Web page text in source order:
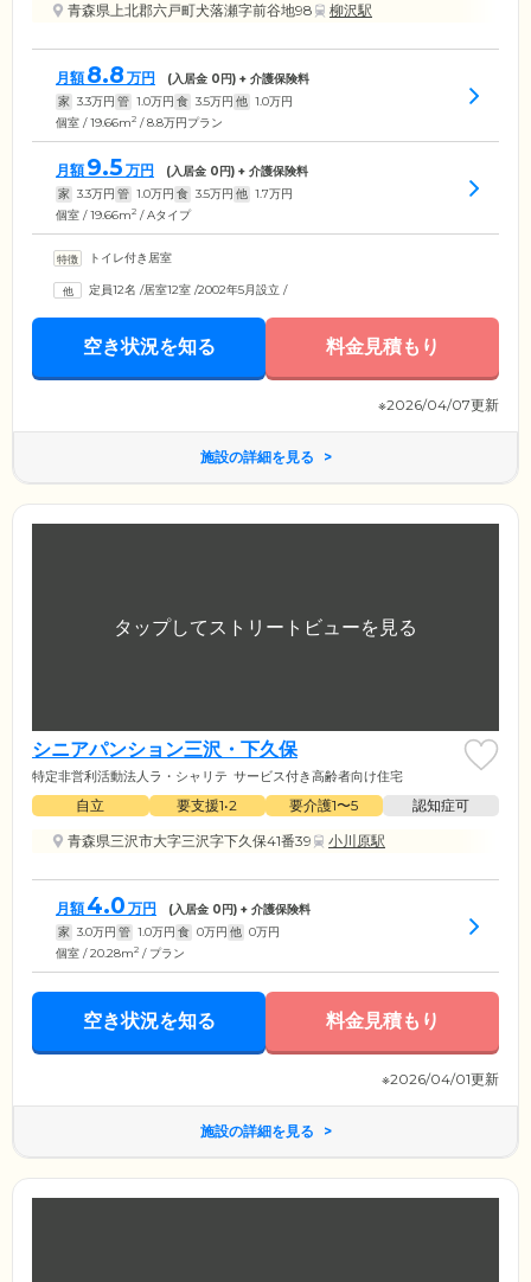
青森県上北郡六戸町犬落瀬字前谷地98
柳沢駅
月額 8.8 万円 (入居金 0円) + 介護保険料
家 3.3万円 管 1.0万円 食 3.5万円 他 1.0万円
個室 / 19.66m2 / 8.8万円プラン
月額 9.5 万円 (入居金 0円) + 介護保険料
家 3.3万円 管 1.0万円 食 3.5万円 他 1.7万円
個室 / 19.66m2 / Aタイプ
トイレ付き居室
定員12名 /居室12室 /2002年5月設立 /
空き状況を知る 料金見積もり
※2026/04/07更新
施設の詳細を見る
シニアパンション三沢・下久保
特定非営利活動法人ラ・シャリテ サービス付き高齢者向け住宅
自立 要支援1•2 要介護1〜5
認知症可
青森県三沢市大字三沢字下久保41番39
小川原駅
月額 4.0 万円 (入居金 0円) + 介護保険料
家 3.0万円 管 1.0万円 食 0万円 他 0万円
個室 / 20.28m2 / プラン
空き状況を知る 料金見積もり
※2026/04/01更新
施設の詳細を見る